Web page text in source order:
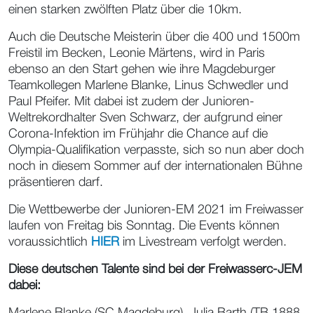
einen starken zwölften Platz über die 10km.
Auch die Deutsche Meisterin über die 400 und 1500m
Freistil im Becken, Leonie Märtens, wird in Paris
ebenso an den Start gehen wie ihre Magdeburger
Teamkollegen Marlene Blanke, Linus Schwedler und
Paul Pfeifer. Mit dabei ist zudem der Junioren-
Weltrekordhalter Sven Schwarz, der aufgrund einer
Corona-Infektion im Frühjahr die Chance auf die
Olympia-Qualifikation verpasste, sich so nun aber doch
noch in diesem Sommer auf der internationalen Bühne
präsentieren darf.
Die Wettbewerbe der Junioren-EM 2021 im Freiwasser
laufen von Freitag bis Sonntag. Die Events können
voraussichtlich HIER im Livestream verfolgt werden.
Diese deutschen Talente sind bei der Freiwasserc-JEM
dabei: